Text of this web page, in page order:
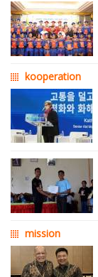
kooperation
mission